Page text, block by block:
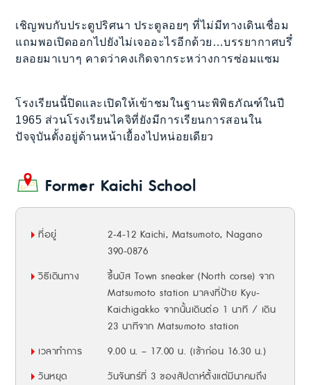
เชิญพบกับประตูปริศนา ประตูลอยๆ ที่ไม่มีทางเดินเชื่อม
แถมพอเปิดออกไปยังไม่เจออะไรอีกด้วย…บรรยากาศบรึ๋
ยลอยมาเบาๆ คาดว่าคงเกิดจากระหว่างการซ่อมแซม
โรงเรียนนี้ปิดและเปิดให้เข้าชมในฐานะพิพิธภัณฑ์ในปี
1965 ส่วนโรงเรียนไคจิที่ยังมีการเรียนการสอนใน
ปัจจุบันตั้งอยู่ด้านหน้าเยื้องไปหน่อยเดียว
Former Kaichi School
ที่อยู่
2-4-12 Kaichi, Matsumoto, Nagano
390-0876
วิธีเดินทาง
ขึ้นบัส Town sneaker (North corse) จาก
Matsumoto station มาลงที่ป้าย Kyu-
Kaichigakko จากนั้นเดินต่อ 1 นาที / เดิน
23 นาทีจาก Matsumoto station
เวลาทำการ
9.00 น. – 17.00 น. (เข้าก่อน 16.30 น.)
วันหยุด
วันจันทร์ที่ 3 ของสัปดาห์ตั้งแต่มีนาคมถึง